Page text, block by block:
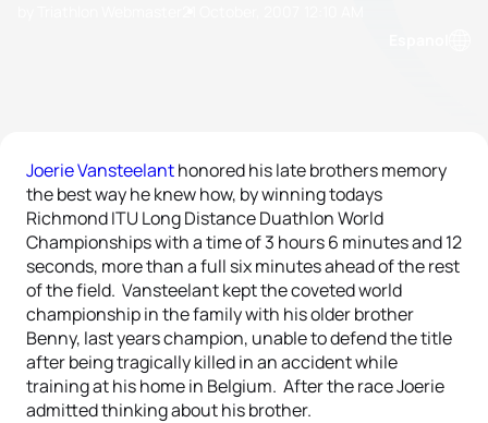
Joerie Vansteelanthonored his late brothers memory
the best way he knew how, by winning todays
Richmond ITU Long Distance Duathlon World
Championships with a time of 3 hours 6 minutes and 12
seconds, more than a full six minutes ahead of the rest
of the field. Vansteelant kept the coveted world
championship in the family with his older brother
Benny, last years champion, unable to defend the title
after being tragically killed in an accident while
training at his home in Belgium. After the race Joerie
admitted thinking about his brother.